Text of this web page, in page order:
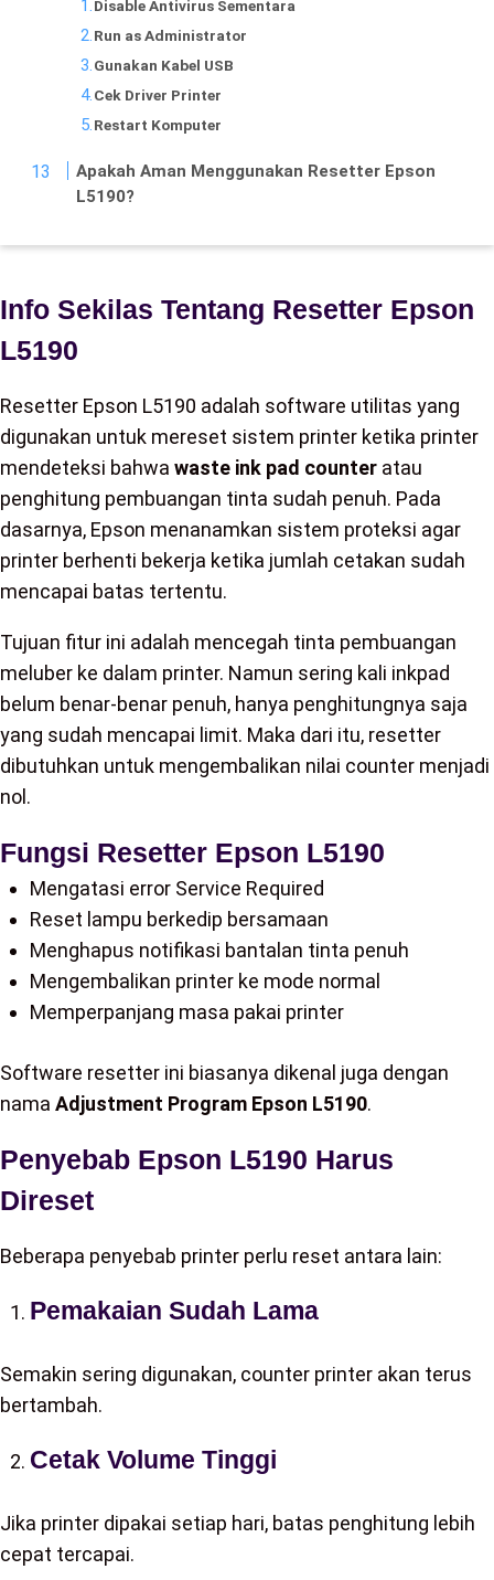
Disable Antivirus Sementara
Run as Administrator
Gunakan Kabel USB
Cek Driver Printer
Restart Komputer
Apakah Aman Menggunakan Resetter Epson
L5190?
Info Sekilas Tentang Resetter Epson
L5190
Resetter Epson L5190 adalah software utilitas yang
digunakan untuk mereset sistem printer ketika printer
mendeteksi bahwa waste ink pad counter atau
penghitung pembuangan tinta sudah penuh. Pada
dasarnya, Epson menanamkan sistem proteksi agar
printer berhenti bekerja ketika jumlah cetakan sudah
mencapai batas tertentu.
Tujuan fitur ini adalah mencegah tinta pembuangan
meluber ke dalam printer. Namun sering kali inkpad
belum benar-benar penuh, hanya penghitungnya saja
yang sudah mencapai limit. Maka dari itu, resetter
dibutuhkan untuk mengembalikan nilai counter menjadi
nol.
Fungsi Resetter Epson L5190
Mengatasi error Service Required
Reset lampu berkedip bersamaan
Menghapus notifikasi bantalan tinta penuh
Mengembalikan printer ke mode normal
Memperpanjang masa pakai printer
Software resetter ini biasanya dikenal juga dengan
nama Adjustment Program Epson L5190.
Penyebab Epson L5190 Harus
Direset
Beberapa penyebab printer perlu reset antara lain:
Pemakaian Sudah Lama
Semakin sering digunakan, counter printer akan terus
bertambah.
Cetak Volume Tinggi
Jika printer dipakai setiap hari, batas penghitung lebih
cepat tercapai.